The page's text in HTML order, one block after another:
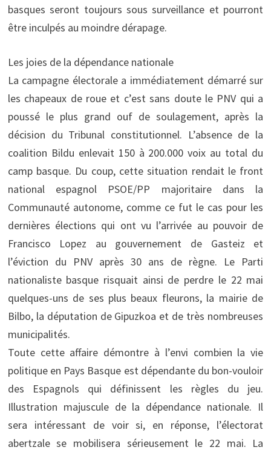
basques seront toujours sous surveillance et pourront
être inculpés au moindre dérapage.
Les joies de la dépendance nationale
La campagne électorale a immédiatement démarré sur
les chapeaux de roue et c’est sans doute le PNV qui a
poussé le plus grand ouf de soulagement, après la
décision du Tribunal constitutionnel. L’absence de la
coalition Bildu enlevait 150 à 200.000 voix au total du
camp basque. Du coup, cette situation rendait le front
national espagnol PSOE/PP majoritaire dans la
Communauté autonome, comme ce fut le cas pour les
dernières élections qui ont vu l’arrivée au pouvoir de
Francisco Lopez au gouvernement de Gasteiz et
l’éviction du PNV après 30 ans de règne. Le Parti
nationaliste basque risquait ainsi de perdre le 22 mai
quelques-uns de ses plus beaux fleurons, la mairie de
Bilbo, la députation de Gipuzkoa et de très nombreuses
municipalités.
Toute cette affaire démontre à l’envi combien la vie
politique en Pays Basque est dépendante du bon-vouloir
des Espagnols qui définissent les règles du jeu.
Illustration majuscule de la dépendance nationale. Il
sera intéressant de voir si, en réponse, l’électorat
abertzale se mobilisera sérieusement le 22 mai. La